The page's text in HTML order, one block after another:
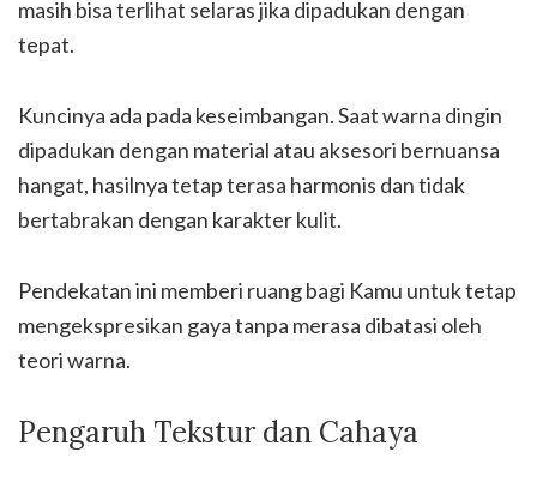
masih bisa terlihat selaras jika dipadukan dengan
tepat.
Kuncinya ada pada keseimbangan. Saat warna dingin
dipadukan dengan material atau aksesori bernuansa
hangat, hasilnya tetap terasa harmonis dan tidak
bertabrakan dengan karakter kulit.
Pendekatan ini memberi ruang bagi Kamu untuk tetap
mengekspresikan gaya tanpa merasa dibatasi oleh
teori warna.
Pengaruh Tekstur dan Cahaya